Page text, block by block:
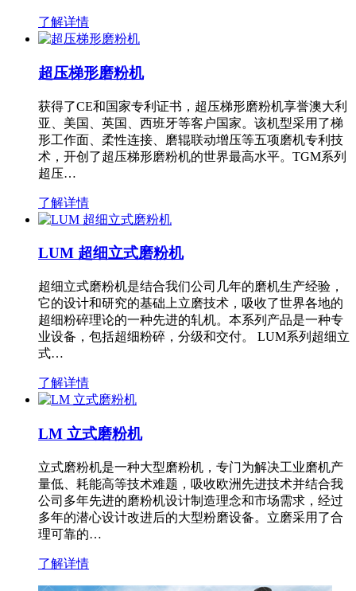
了解详情
超压梯形磨粉机
获得了CE和国家专利证书，超压梯形磨粉机享誉澳大利
亚、美国、英国、西班牙等客户国家。该机型采用了梯
形工作面、柔性连接、磨辊联动增压等五项磨机专利技
术，开创了超压梯形磨粉机的世界最高水平。TGM系列
超压…
了解详情
LUM 超细立式磨粉机
超细立式磨粉机是结合我们公司几年的磨机生产经验，
它的设计和研究的基础上立磨技术，吸收了世界各地的
超细粉碎理论的一种先进的轧机。本系列产品是一种专
业设备，包括超细粉碎，分级和交付。 LUM系列超细立
式…
了解详情
LM 立式磨粉机
立式磨粉机是一种大型磨粉机，专门为解决工业磨机产
量低、耗能高等技术难题，吸收欧洲先进技术并结合我
公司多年先进的磨粉机设计制造理念和市场需求，经过
多年的潜心设计改进后的大型粉磨设备。立磨采用了合
理可靠的…
了解详情